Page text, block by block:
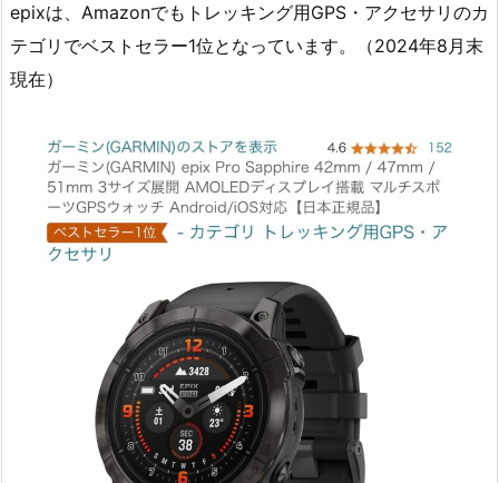
epixは、Amazonでもトレッキング用GPS・アクセサリのカ
テゴリでベストセラー1位となっています。（2024年8月末
現在）